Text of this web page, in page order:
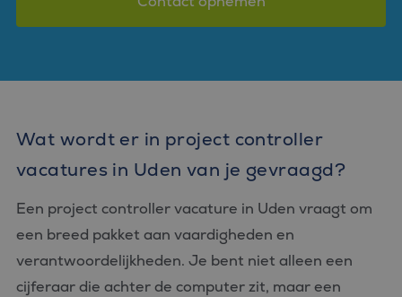
Wat wordt er in project controller
vacatures in Uden van je gevraagd?
Een project controller vacature in Uden vraagt om
een breed pakket aan vaardigheden en
verantwoordelijkheden. Je bent niet alleen een
cijferaar die achter de computer zit, maar een